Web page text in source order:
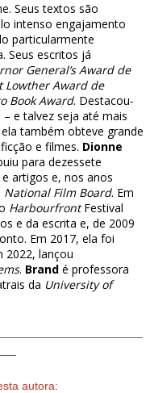
Seus textos são
intenso engajamento
particularmente
Seus escritos já
General’s Award de
Lowther Award de
Book Award. Destacou-
e talvez seja até mais
também obteve grande
e filmes. Dionne
para dezessete
artigos e, nos anos
National Film Board. Em
HarbourfrontFestival
e da escrita e, de 2009
Em 2017, ela foi
2022, lançou
. Brand é professora
da University of
autora: